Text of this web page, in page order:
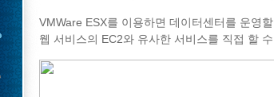
VMWare ESX를 이용하면 데이터센터를 운영
웹 서비스의 EC2와 유사한 서비스를 직접 할